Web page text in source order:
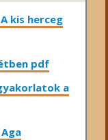
kis herceg
pdf
a